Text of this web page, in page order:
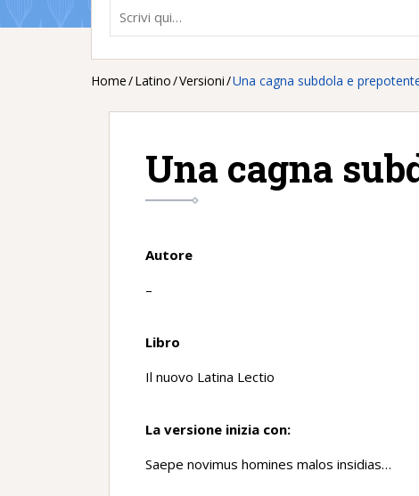
Home/Latino/Versioni/Una cagna subdola e
Una cagna
Autore
–
Libro
Il nuovo Latina Lectio
La versione inizia con:
Saepe novimus homines malos insidias…